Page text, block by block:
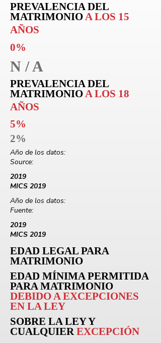
PREVALENCIA DEL
MATRIMONIOA LOS 15
AÑOS
0%
N / A
PREVALENCIA DEL
MATRIMONIOA LOS 18
AÑOS
5%
2%
Año de los datos:
Source:
2019
MICS 2019
Año de los datos:
Fuente:
2019
MICS 2019
EDAD LEGAL PARA
MATRIMONIO
EDAD MÍNIMA PERMITIDA
PARA MATRIMONIO
DEBIDO A EXCEPCIONES
EN LA LEY
SOBRE LA LEY Y
CUALQUIEREXCEPCIÓN